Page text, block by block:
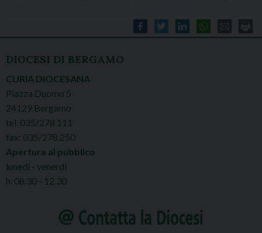
DIOCESI DI BERGAMO
CURIA DIOCESANA
Piazza Duomo 5
24129 Bergamo
tel. 035/278.111
fax: 035/278.250
Apertura al pubblico
lunedì - venerdì
h. 08.30 - 12.30